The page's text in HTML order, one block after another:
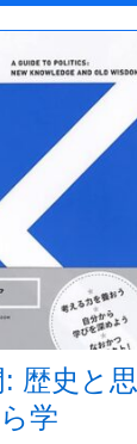
歴史と思
学